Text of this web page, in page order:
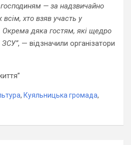
господиням — за надзвичайно
хто взяв участь у
Окрема дяка гостям, які щедро
, — відзначили організатори
, Куяльницька громада,